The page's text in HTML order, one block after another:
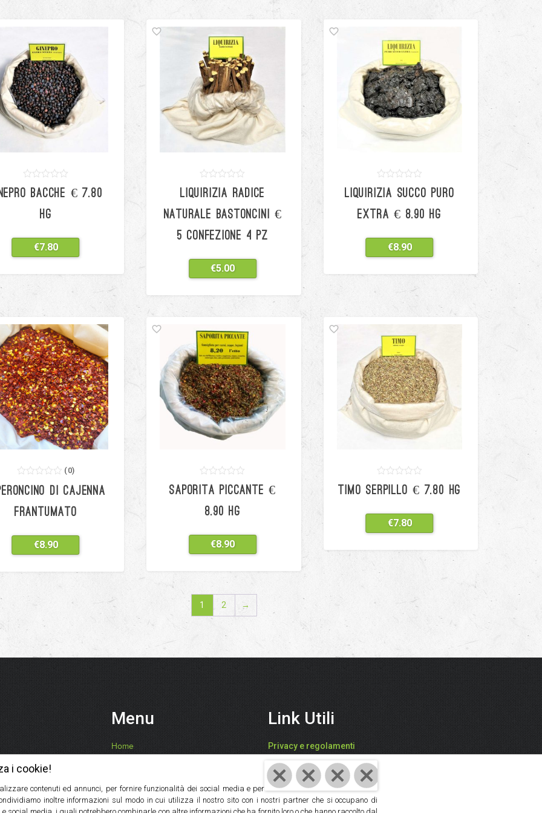
0
out
5
based
0
ratings
BACCHE € 7.80
HG
€7.80
0
out
5
based
on
0
customer
ratings
LIQUIRIZIA RADICE
NATURALE BASTONCINI €
5 CONFEZIONE 4 PZ
€5.00
0
out
5
based
on
0
ratings
LIQUIRIZIA SUCCO PURO
EXTRA € 8.90 HG
€8.90
0
out
5
based
on
0
ratings
(0)
DI CAJENNA
FRANTUMATO
€8.90
0
out
5
based
on
0
ratings
SAPORITA PICCANTE €
8.90 HG
€8.90
0
out
5
on
0
customer
ratings
TIMO SERPILLO € 7.80 HG
€7.80
1 2 →
Menu
Home
I Nostri Prodotti
Contatti
Link Utili
Privacy e regolamenti
FARI CATIA - "SPEZIEDALMONDO"
P.IVA: 03942850409
Cod. Fisc: FRACTA61D59D704V
i cookie!
contenuti ed annunci, per fornire funzionalità dei social media e per
inoltre informazioni sul modo in cui utilizza il nostro sito con i nostri partner che si occupano di